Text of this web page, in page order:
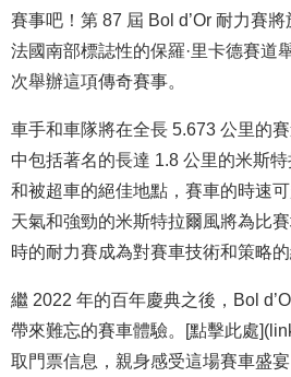
賽事吧！第 87 屆 Bol d’Or 耐力賽
法國南部標誌性的保羅·里卡德賽道
次舉辦這項傳奇賽事。
車手和車隊將在全長 5.673 公里的
中包括著名的長達 1.8 公里的米斯
和被超車的絕佳地點，賽車的時速
天氣和強勁的米斯特拉爾風將為比
時的耐力賽成為對賽車技術和策略的
繼 2022 年的百年慶典之後，Bol
帶來難忘的賽車體驗。[點擊此處
取門票信息，親身感受這場賽車盛宴